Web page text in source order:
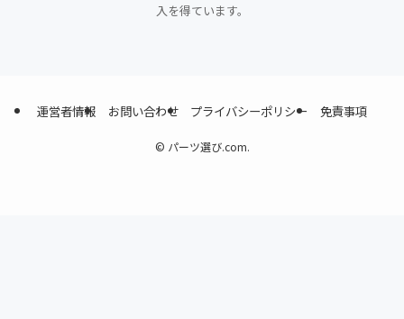
入を得ています。
運営者情報 お問い合わせ プライバシーポリシー 免責事項
© パーツ選び.com.